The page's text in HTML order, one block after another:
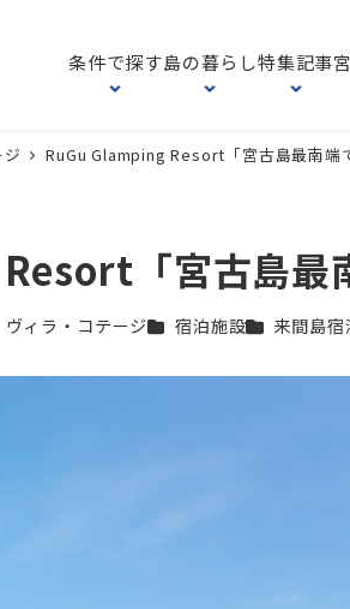
条件で探す島の暮らし特集記事
RuGu Glamping Resort「宮古島最南端
「宮古島最
ゴリー
ヴィラ・コテージカテゴリー
宿泊施設カテゴリー
来間島宿